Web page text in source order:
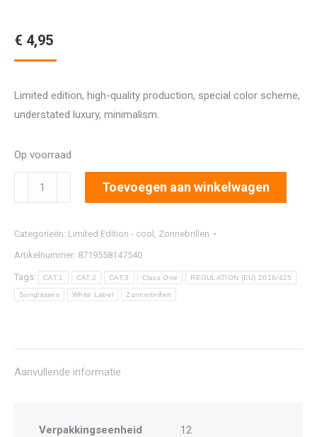
€ 4,95
Limited edition, high-quality production, special color scheme,
understated luxury, minimalism.
Op voorraad
aantal
Toevoegen aan winkelwagen
Categorieën: Limited Edition - cool , Zonnebrillen
Artikelnummer: 8719558147540
Tags: CAT.1 CAT.2 CAT.3 Class One REGULATION (EU) 2016/425
Sunglasses White Label Zonnerbrillen
Aanvullende informatie
Verpakkingseenheid 12